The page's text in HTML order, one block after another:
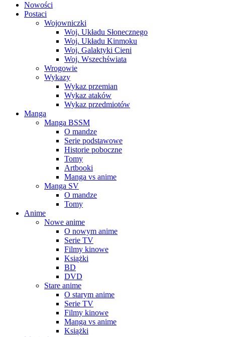
Nowości
Postaci
Wojowniczki
Woj. Układu Słonecznego
Woj. Układu Kinmoku
Woj. Galaktyki Cieni
Woj. Wszechświata
Wrogowie
Wykazy
Wykaz przemian
Wykaz ataków
Wykaz przedmiotów
Manga
Manga BSSM
O mandze
Serie podstawowe
Historie poboczne
Tomy
Artbooki
Manga vs anime
Manga SV
O mandze
Tomy
Anime
Nowe anime
O nowym anime
Serie TV
Filmy kinowe
Książki
BD
DVD
Stare anime
O starym anime
Serie TV
Filmy kinowe
Manga vs anime
Książki